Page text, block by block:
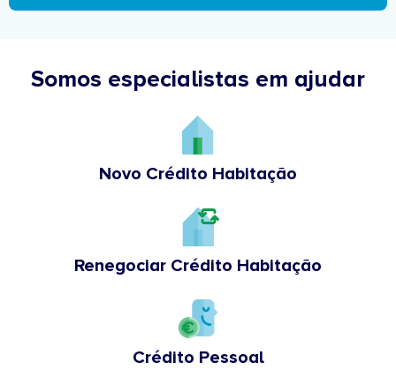
Somos especialistas em ajudar
Novo Crédito Habitação
Renegociar Crédito Habitação
Crédito Pessoal